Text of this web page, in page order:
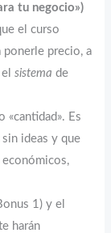
tu negocio»)
el curso
ponerle precio, a
elsistema de
«cantidad». Es
sin ideas y que
económicos,
1) y el
harán